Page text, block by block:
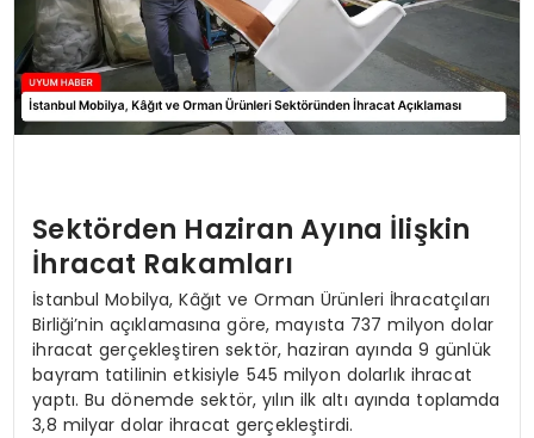
Sektörden Haziran Ayına İlişkin
İhracat Rakamları
İstanbul Mobilya, Kâğıt ve Orman Ürünleri İhracatçıları
Birliği’nin açıklamasına göre, mayısta 737 milyon dolar
ihracat gerçekleştiren sektör, haziran ayında 9 günlük
bayram tatilinin etkisiyle 545 milyon dolarlık ihracat
yaptı. Bu dönemde sektör, yılın ilk altı ayında toplamda
3,8 milyar dolar ihracat gerçekleştirdi.